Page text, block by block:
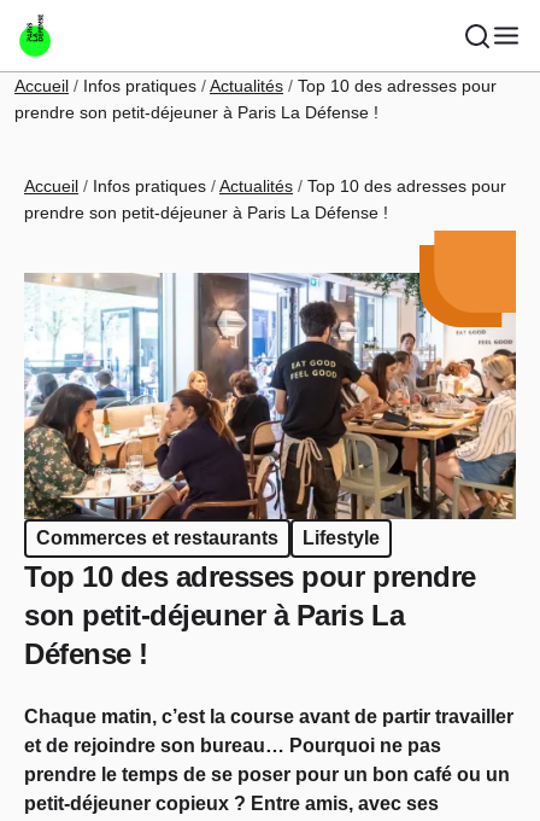
Aller au contenu principal
Fil d'Ariane
Accueil Infos pratiques Actualités
Top 10 des adresses pour
prendre son petit-déjeuner à Paris La Défense !
Fil d'Ariane
Accueil Infos pratiques Actualités
Top 10 des adresses pour
prendre son petit-déjeuner à Paris La Défense !
Commerces et restaurants Lifestyle
Top 10 des adresses pour prendre
son petit-déjeuner à Paris La
Défense !
Chaque matin, c’est la course avant de partir travailler
et de rejoindre son bureau… Pourquoi ne pas
prendre le temps de se poser pour un bon café ou un
petit-déjeuner copieux ? Entre amis, avec ses